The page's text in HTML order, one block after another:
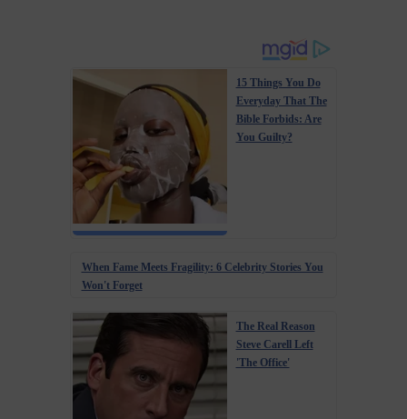
15 Things You Do
Everyday That The
Bible Forbids: Are
You Guilty?
When Fame Meets Fragility: 6 Celebrity Stories You
Won't Forget
The Real Reason
Steve Carell Left
'The Office'